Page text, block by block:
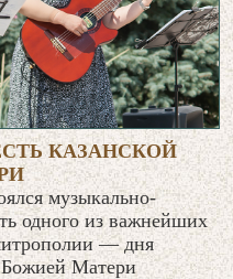
КАЗАНСКОЙ
музыкально-
одного из важнейших
— дня
Божией Матери